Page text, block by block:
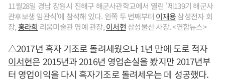
11월28일 경남 창원시 진해구 해군사관학교에서 열린 '제139기 해군사
관후보생 임관식'에 참석해 있다. 왼쪽 두 번째부터 이재용삼성전자 회
장,홍라희 리움미술관 명예 관장,이서현 삼성물산 사장. <연합뉴스>
△2017년 흑자 기조로 돌려세웠으나 1년 만에 도로 적자
이서현은 2015년과 2016년 영업손실을 봤지만 2017년부
터 영업이익을 다시 흑자기조로 돌려세우는 데 성공했다.